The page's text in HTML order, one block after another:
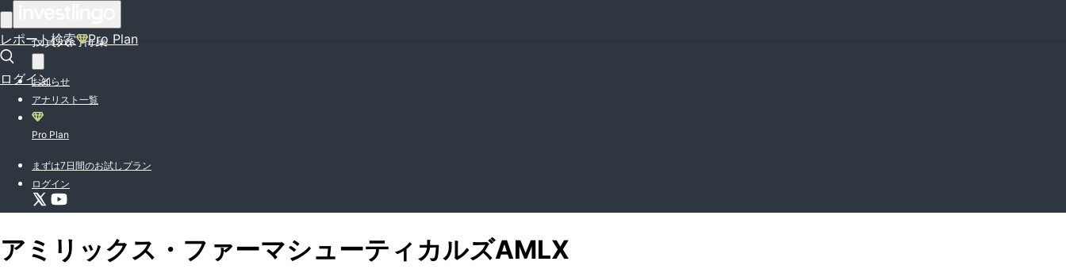
レポート検索 Pro Plan
ログイン
投資入門特集
お知らせ
アナリスト一覧
Pro Plan
まずは7日間のお試しプラン
ログイン
アミリックス・ファーマシューティカルズAMLX